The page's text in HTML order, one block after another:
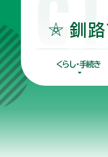
くらし・手続き